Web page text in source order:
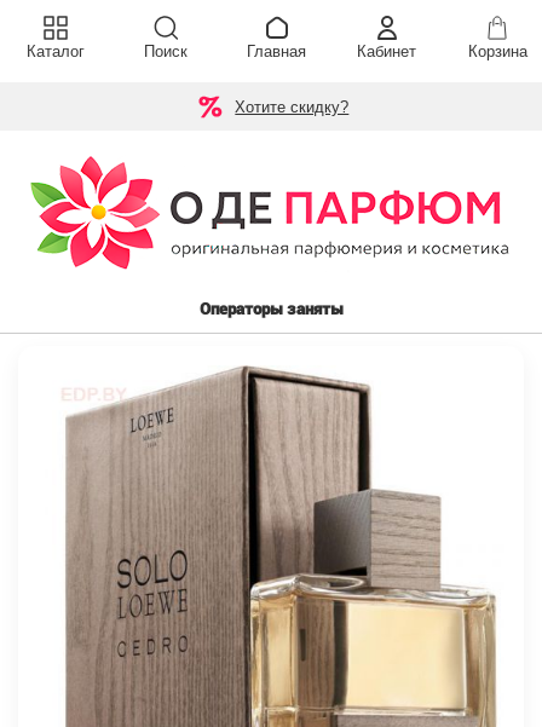
Хотите скидку?
Операторы заняты
Каталог Поиск Главная Кабинет Корзина